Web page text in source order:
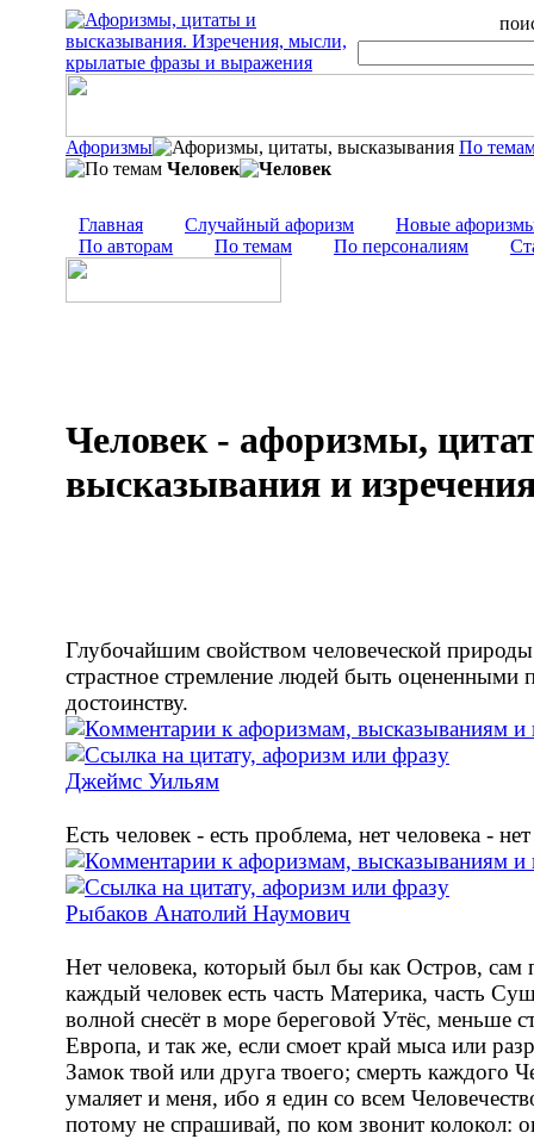
Афоризмы
По
Человек
Главная Случайный афоризм
Новые
По авторам
По темам По персоналиям
Человек - афоризмы,
высказывания и
Глубочайшим свойством человеческой природы
страстное стремление людей быть оцененными
достоинству.
Джеймс Уильям
Есть человек - есть проблема, нет человека -
Рыбаков Анатолий Наумович
Нет человека, который был бы как Остров, сам
каждый человек есть часть Материка, часть
волной снесёт в море береговой Утёс, меньше
Европа, и так же, если смоет край мыса или
Замок твой или друга твоего; смерть каждого
умаляет и меня, ибо я един со всем
потому не спрашивай, по ком звонит колокол: